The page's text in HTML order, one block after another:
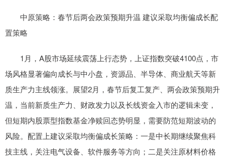
中原策略：春节后两会政策预期升温 建议采取均衡偏成长配
置策略
1月，A股市场延续震荡上行态势，上证指数突破4100点，市
场风格显著偏向成长与中小盘，资源品、半导体、商业航天等新
质生产力主线领涨。展望2月，春节后复工复产、两会政策预期升
温，当前新质生产力、财政发力以及长线资金入市的逻辑未变，
但短期内股票型指数基金净赎回态势明显，需要防范短期波动的
风险。配置上建议采取均衡偏成长策略：一是中长期继续聚焦科
技主线，关注电气设备、软件服务等方向；二是关注原材料价格